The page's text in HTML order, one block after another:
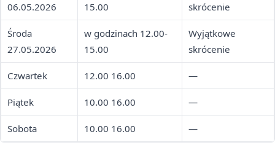
06.05.2026
15.00
skrócenie
Środa
27.05.2026
w godzinach 12.00-
15.00
Wyjątkowe
skrócenie
Czwartek 12.00 16.00 —
Piątek 10.00 16.00 —
Sobota 10.00 16.00 —